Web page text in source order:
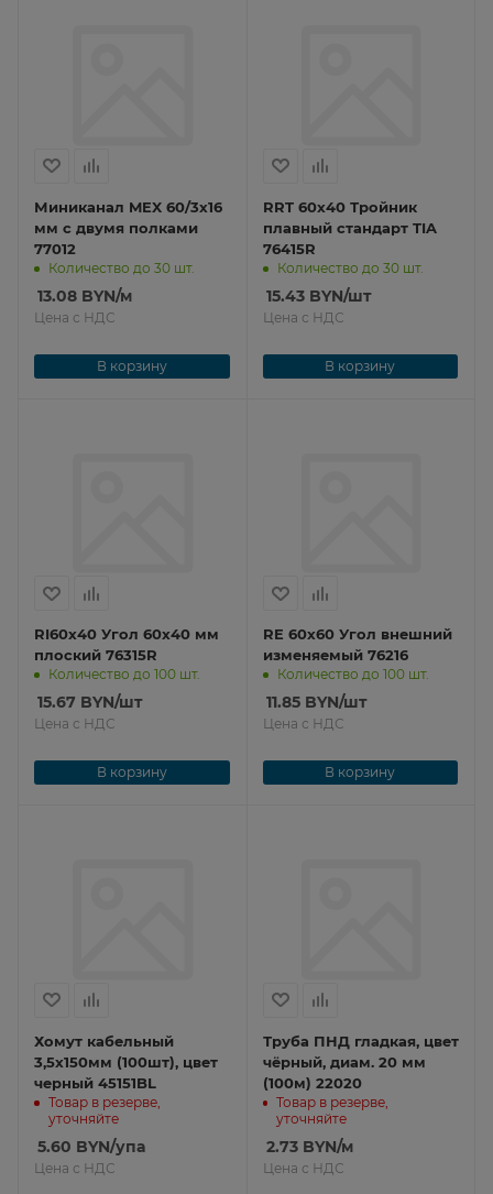
Миниканал MEX 60/3х16
мм c двумя полками
77012
Количество до 30 шт.
13.08 BYN/м
Цена с НДС
В корзину
RRT 60х40 Тройник
плавный стандарт TIA
76415R
Количество до 30 шт.
15.43BYN/шт
Цена с НДС
В корзину
RI60х40 Угол 60х40 мм
плоский 76315R
Количество до 100 шт.
15.67 BYN/шт
Цена с НДС
В корзину
RE 60х60 Угол внешний
изменяемый 76216
Количество до 100 шт.
11.85BYN/шт
Цена с НДС
В корзину
Хомут кабельный
3,5х150мм (100шт), цвет
черный 45151BL
Товар в резерве,
уточняйте
5.60 BYN/упа
Цена с НДС
Труба ПНД гладкая, цвет
чёрный, диам. 20 мм
(100м) 22020
Товар в резерве,
уточняйте
2.73BYN/м
Цена с НДС